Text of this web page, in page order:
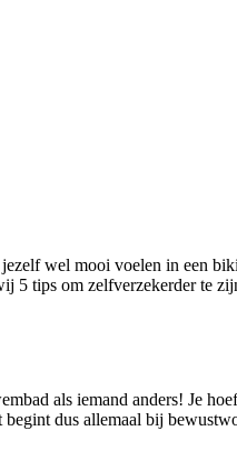
wel mooi voelen in een
5 tips om zelfverzekerder te
als iemand anders! Je
dus allemaal bij